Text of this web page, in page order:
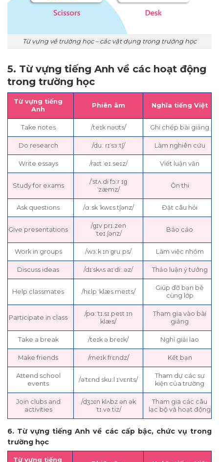
Từ vựng về trường học – các vật dụng trong trường học
5. Từ vựng tiếng Anh về các hoạt động
trong trường học
Từ vựng tiếng
Anh
Phiên âm Nghĩa tiếng Việt
Take notes /teɪk nəʊts/ Ghi chép bài giảng
Do research /duː rɪˈsɜːtʃ/ Làm nghiên cứu
Write essays /raɪt ˈeɪ.seɪz/ Viết luận văn
Study for exams
/ˈstʌ.di fɔːr ɪɡ
ˈzæmz/
Ôn thi
Ask questions /ɑːsk ˈkwɛs.tʃənz/ Đặt câu hỏi
Give presentations
/ɡɪv prɪ.zen
ˈteɪ.ʃənz/
Báo cáo
Work in groups /wɜːk ɪn ɡruːps/ Làm việc nhóm
Discuss ideas /dɪˈskʌs aɪˈdiː.əz/ Thảo luận ý tưởng
Help classmates /hɛlp ˈklæs.meɪts/
Giúp đỡ bạn bè
cùng lớp
Participate in class
/pɑːˈtɪ.sɪ.peɪt ɪn
klæs/
Tham gia vào bài
giảng
Take a break /teɪk ə breɪk/ Nghỉ giải lao
Make friends /meɪk frɛndz/ Kết bạn
Attend school
events
/əˈtɛnd skuːl ɪˈvɛnts/
Tham dự các sự
kiện của trường
Join clubs and
activities
/dʒɔɪn klʌbz ən ək
ˈtɪ.və.tiz/
Tham gia các câu
lạc bộ và hoạt động
6. Từ vựng tiếng Anh về các cấp bậc, chức vụ trong
trường học
Từ vựng tiếng